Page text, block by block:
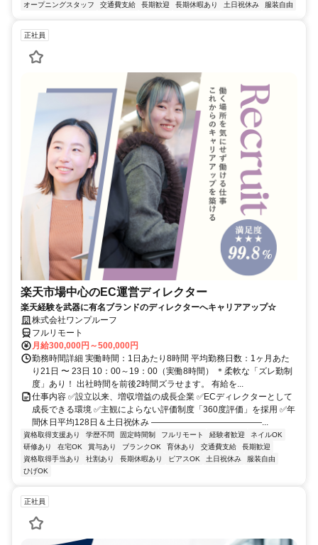
オープニングスタッフ
交通費支給 長期歓迎 長期休暇あり 土日祝休み 服装自由
正社員
楽天市場中心のEC運営ディレクター
楽天経験を武器に有名ブランドのディレクターへキャリアアップ☆
株式会社ワンプルーフ
フルリモート
月給300,000円～500,000円
勤務時間詳細 実働時間：1日あたり8時間 平均勤務日数：1ヶ月あた
り21日 〜 23日 10：00～19：00（実働8時間） ＊柔軟な「ズレ勤制
度」あり！ 出社時間を前後2時間ズラせます。 有給を...
仕事内容 ✅設立以来、増収増益の成長企業 ✅ECディレクターとして
成長できる環境 ✅主観によらない評価制度「360度評価」を採用 ✅年
間休日平均128日＆土日祝休み ―――――――――――――...
資格取得支援あり 学歴不問 固定時間制 フルリモート 経験者歓迎
ネイルOK
研修あり
在宅OK 賞与あり ブランクOK 育休あり 交通費支給
長期歓迎
資格取得手当あり
社割あり 長期休暇あり ピアスOK 土日祝休み
服装自由
ひげOK
正社員